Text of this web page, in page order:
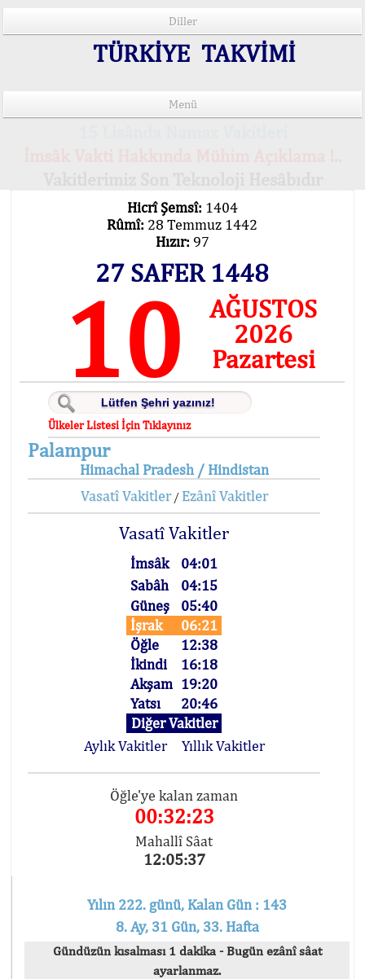
Diller
TÜRKİYE TAKVİMİ
Menü
Hicrî Şemsî: 1404
Rûmî: 28 Temmuz 1442
Hızır: 97
27 SAFER 1448
10
AĞUSTOS
2026
Pazartesi
Ülkeler Listesi İçin Tıklayınız
Palampur
Himachal Pradesh / Hindistan
Vasatî Vakitler/ Ezânî Vakitler
Vasatî Vakitler
İmsâk
04:01
Sabâh
04:15
Güneş
05:40
İşrak
06:21
Öğle
12:38
İkindi
16:18
Akşam 19:20
Yatsı
20:46
Diğer Vakitler
Aylık Vakitler
Yıllık Vakitler
Öğle'ye kalan zaman
00:32:23
Mahallî Sâat
12:05:37
Yılın 222. günü, Kalan Gün : 143
8. Ay, 31 Gün, 33. Hafta
Gündüzün kısalması 1 dakika - Bugün ezânî sâat
ayarlanmaz.